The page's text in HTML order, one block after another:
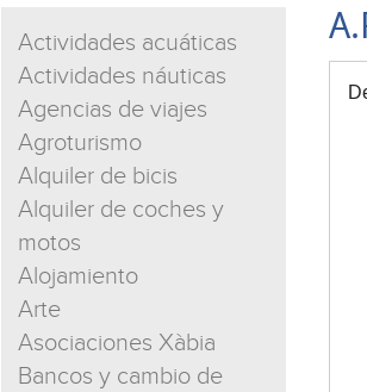
Actividades acuáticas
Actividades náuticas
Agencias de viajes
Agroturismo
Alquiler de bicis
Alquiler de coches y
motos
Alojamiento
Arte
Asociaciones Xàbia
Bancos y cambio de